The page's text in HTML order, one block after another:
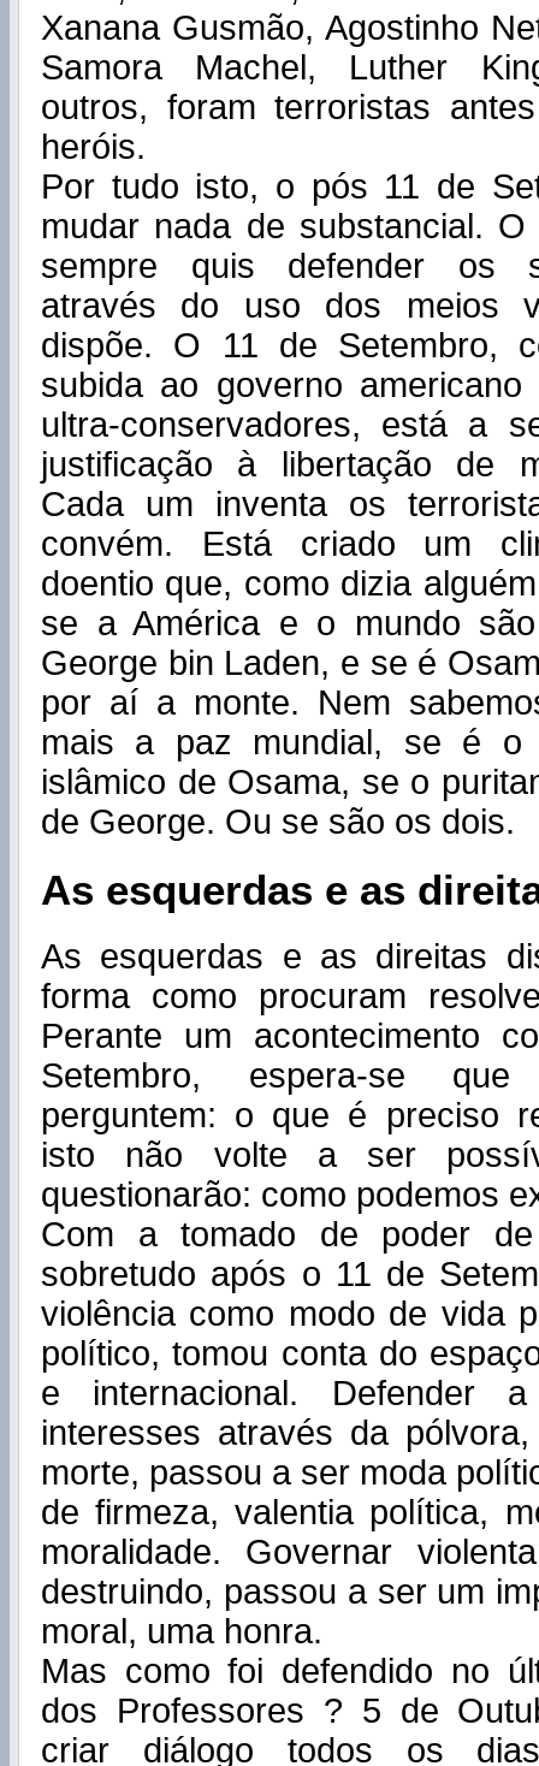
Xanana Gusmão, Agostinho
Samora Machel, Luther
outros, foram terroristas
heróis.
Por tudo isto, o pós 11 de
mudar nada de substancial. O
sempre quis defender os
através do uso dos meios
dispõe. O 11 de Setembro,
subida ao governo
ultra-conservadores, está a
justificação à libertação de
Cada um inventa os
convém. Está criado um
doentio que, como dizia
se a América e o mundo
George bin Laden, e se é
por aí a monte. Nem
mais a paz mundial, se é o
islâmico de Osama, se o
de George. Ou se são os dois.
As esquerdas e as
As esquerdas e as direitas
forma como procuram
Perante um acontecimento
Setembro, espera-se
perguntem: o que é preciso
isto não volte a ser
questionarão: como podemos
Com a tomado de poder
sobretudo após o 11 de
violência como modo de vida
político, tomou conta do
e internacional. Defender
interesses através da
morte, passou a ser moda
de firmeza, valentia política,
moralidade. Governar
destruindo, passou a ser um
moral, uma honra.
Mas como foi defendido no
dos Professores ? 5 de
criar diálogo todos os